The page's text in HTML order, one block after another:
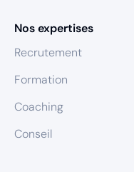
Nos expertises
Recrutement
Formation
Coaching
Conseil